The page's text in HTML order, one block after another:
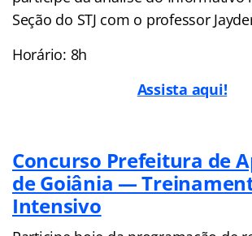
Seção do STJ com o professor
Horário: 8h
Assista aqui!
Concurso Prefeitura de
de Goiânia —
Intensivo